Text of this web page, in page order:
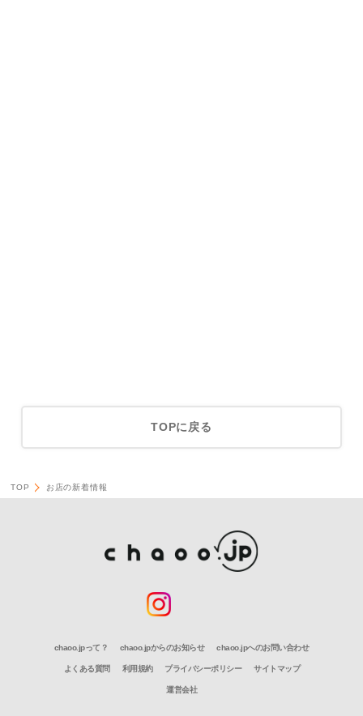
TOPに戻る
TOP お店の新着情報
chaoo.jpって？ chaoo.jpからのお知らせ chaoo.jpへのお問い合わせ
よくある質問 利用規約 プライバシーポリシー サイトマップ
運営会社